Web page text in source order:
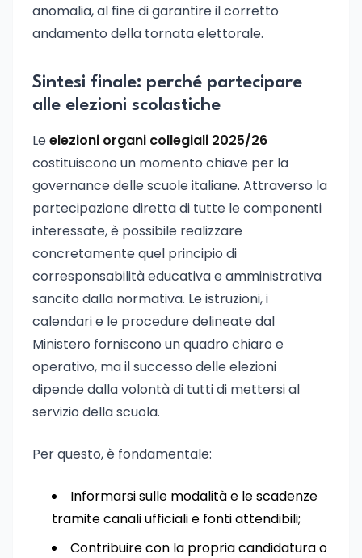
anomalia, al fine di garantire il corretto
andamento della tornata elettorale.
Sintesi finale: perché partecipare
alle elezioni scolastiche
Leelezioni organi collegiali 2025/26
costituiscono un momento chiave per la
governance delle scuole italiane. Attraverso la
partecipazione diretta di tutte le componenti
interessate, è possibile realizzare
concretamente quel principio di
corresponsabilità educativa e amministrativa
sancito dalla normativa. Le istruzioni, i
calendari e le procedure delineate dal
Ministero forniscono un quadro chiaro e
operativo, ma il successo delle elezioni
dipende dalla volontà di tutti di mettersi al
servizio della scuola.
Per questo, è fondamentale:
Informarsi sulle modalità e le scadenze
tramite canali ufficiali e fonti attendibili;
Contribuire con la propria candidatura o